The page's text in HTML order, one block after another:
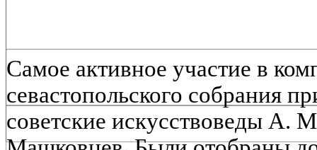
Самое активное участие в
севастопольского собрания
советские искусствоведы А.